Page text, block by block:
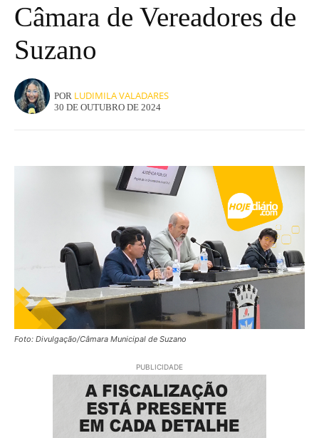
Câmara de Vereadores de
Suzano
POR LUDIMILA VALADARES
30 DE OUTUBRO DE 2024
Foto: Divulgação/Câmara Municipal de Suzano
PUBLICIDADE